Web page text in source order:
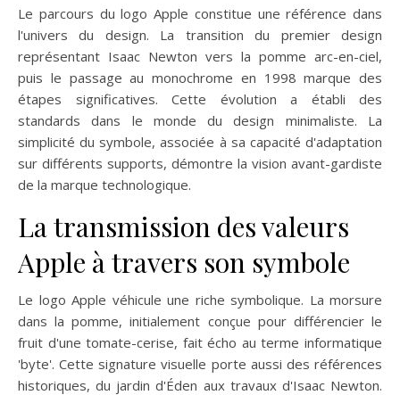
Le parcours du logo Apple constitue une référence dans
l'univers du design. La transition du premier design
représentant Isaac Newton vers la pomme arc-en-ciel,
puis le passage au monochrome en 1998 marque des
étapes significatives. Cette évolution a établi des
standards dans le monde du design minimaliste. La
simplicité du symbole, associée à sa capacité d'adaptation
sur différents supports, démontre la vision avant-gardiste
de la marque technologique.
La transmission des valeurs
Apple à travers son symbole
Le logo Apple véhicule une riche symbolique. La morsure
dans la pomme, initialement conçue pour différencier le
fruit d'une tomate-cerise, fait écho au terme informatique
'byte'. Cette signature visuelle porte aussi des références
historiques, du jardin d'Éden aux travaux d'Isaac Newton.